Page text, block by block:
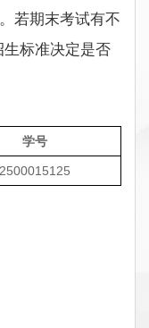
若期末考试有不
标准决定是否
学号
2500015125